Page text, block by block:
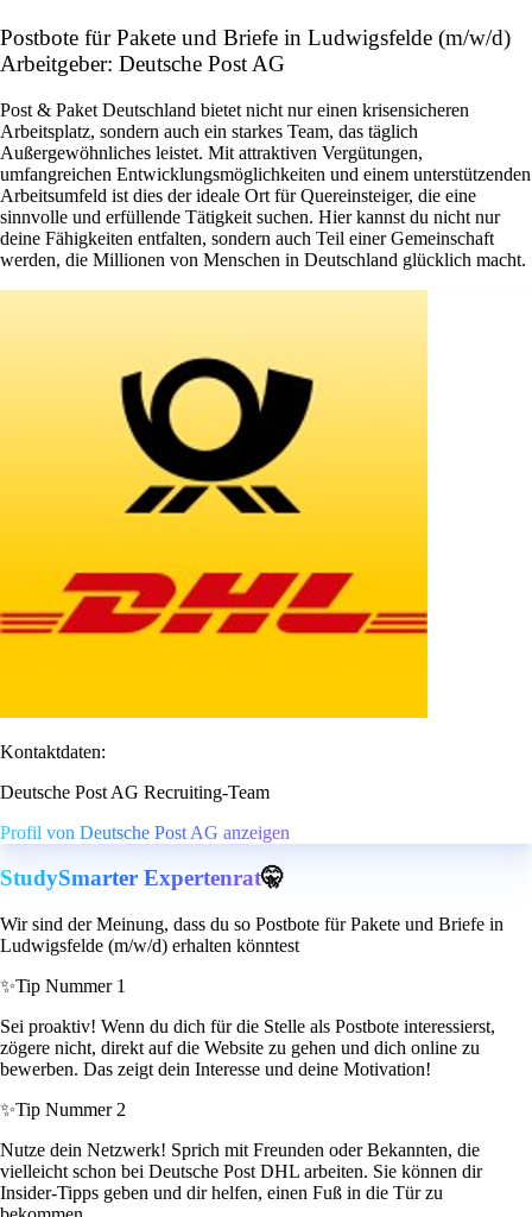
Postbote für Pakete und Briefe in Ludwigsfelde (m/w/d)
Arbeitgeber: Deutsche Post AG
Post & Paket Deutschland bietet nicht nur einen krisensicheren
Arbeitsplatz, sondern auch ein starkes Team, das täglich
Außergewöhnliches leistet. Mit attraktiven Vergütungen,
umfangreichen Entwicklungsmöglichkeiten und einem unterstützenden
Arbeitsumfeld ist dies der ideale Ort für Quereinsteiger, die eine
sinnvolle und erfüllende Tätigkeit suchen. Hier kannst du nicht nur
deine Fähigkeiten entfalten, sondern auch Teil einer Gemeinschaft
werden, die Millionen von Menschen in Deutschland glücklich macht.
Kontaktdaten:
Deutsche Post AG Recruiting-Team
Profil von Deutsche Post AG anzeigen
StudySmarter Expertenrat🤫
Wir sind der Meinung, dass du so Postbote für Pakete und Briefe in
Ludwigsfelde (m/w/d) erhalten könntest
✨Tip Nummer 1
Sei proaktiv! Wenn du dich für die Stelle als Postbote interessierst,
zögere nicht, direkt auf die Website zu gehen und dich online zu
bewerben. Das zeigt dein Interesse und deine Motivation!
✨Tip Nummer 2
Nutze dein Netzwerk! Sprich mit Freunden oder Bekannten, die
vielleicht schon bei Deutsche Post DHL arbeiten. Sie können dir
Insider-Tipps geben und dir helfen, einen Fuß in die Tür zu